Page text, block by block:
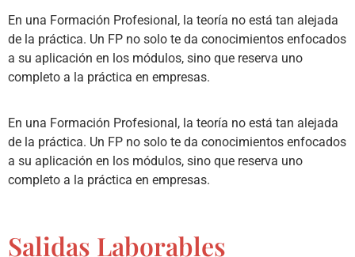
En una Formación Profesional, la teoría no está tan alejada
de la práctica. Un FP no solo te da conocimientos enfocados
a su aplicación en los módulos, sino que reserva uno
completo a la práctica en empresas.
En una Formación Profesional, la teoría no está tan alejada
de la práctica. Un FP no solo te da conocimientos enfocados
a su aplicación en los módulos, sino que reserva uno
completo a la práctica en empresas.
Salidas Laborables